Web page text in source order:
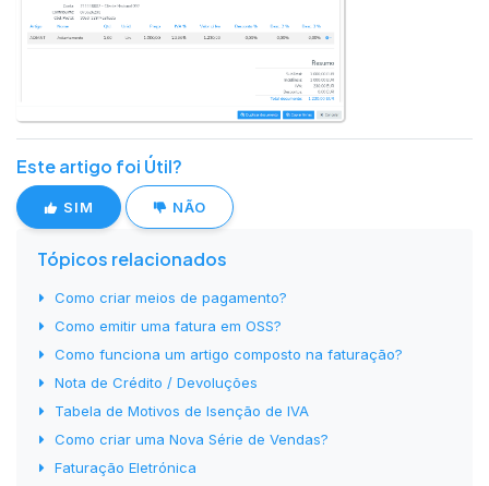
Tópicos relacionados
Como criar meios de pagamento?
Como emitir uma fatura em OSS?
Como funciona um artigo composto na faturação?
Nota de Crédito / Devoluções
Tabela de Motivos de Isenção de IVA
Como criar uma Nova Série de Vendas?
Faturação Eletrónica
Este artigo foi Útil?
SIM NÃO